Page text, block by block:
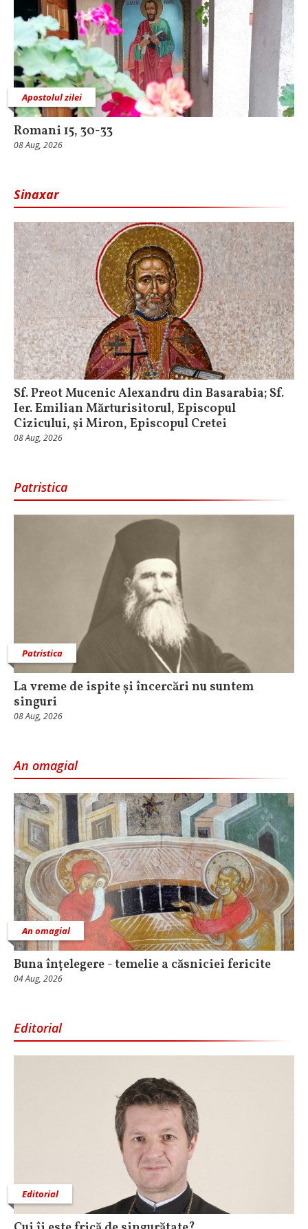
Apostolul zilei
Romani 15, 30-33
08 Aug, 2026
Sinaxar
Sf. Preot Mucenic Alexandru din Basarabia; Sf.
Ier. Emilian Mărturisitorul, Episcopul
Cizicului, şi Miron, Episcopul Cretei
08 Aug, 2026
Patristica
Patristica
La vreme de ispite și încercări nu suntem
singuri
08 Aug, 2026
An omagial
An omagial
Buna înțelegere - temelie a căsniciei fericite
04 Aug, 2026
Editorial
Editorial